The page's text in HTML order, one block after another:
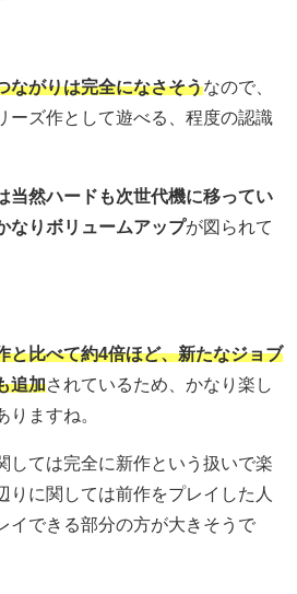
ながりは完全になさそうなので、
ーズ作として遊べる、程度の認識
当然ハードも次世代機に移ってい
なりボリュームアップが図られて
と比べて約4倍ほど、新たなジョブ
追加されているため、かなり楽し
りますね。
しては完全に新作という扱いで楽
りに関しては前作をプレイした人
イできる部分の方が大きそうで